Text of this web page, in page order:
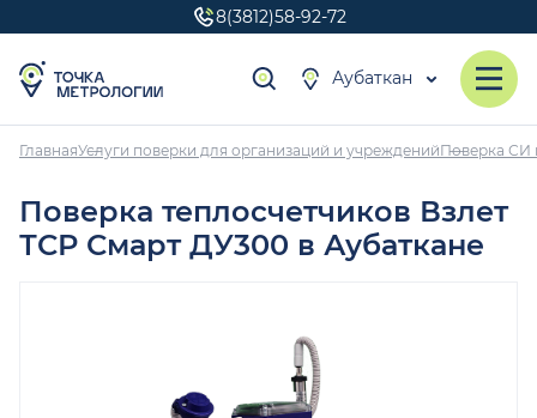
8(3812)58-92-72
Аубаткан
ГлавнаяУслуги поверки для организаций и учрежденийПоверка СИ
Поверка теплосчетчиков Взлет
ТСР Смарт ДУ300 в Аубаткане